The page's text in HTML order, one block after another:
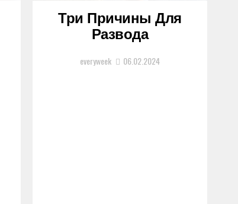
Три Причины Для
Развода
everyweek 06.02.2024